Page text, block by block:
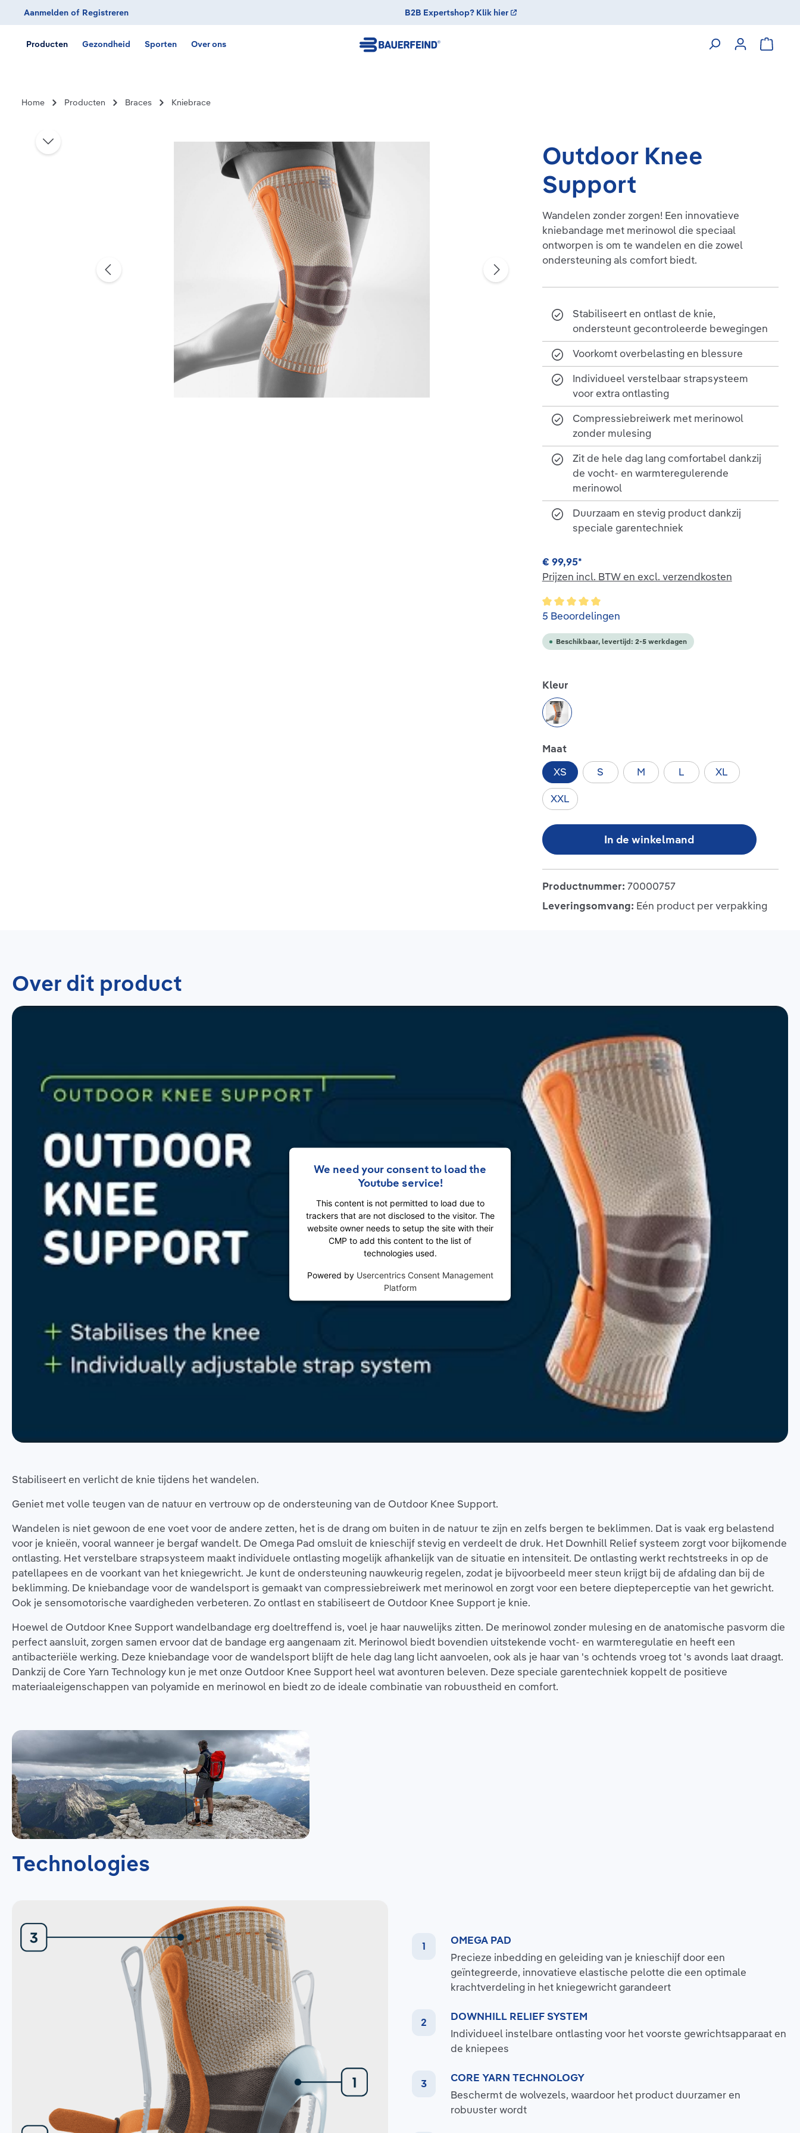
Ga naar de hoofdnavigatie
Aanmelden of Registreren B2B Expertshop? Klik hier
Producten Gezondheid Sporten Over ons
Home Producten Braces Kniebrace
Afbeeldingengalerij overslaan
Outdoor Knee
Support
Wandelen zonder zorgen! Een innovatieve
kniebandage met merinowol die speciaal
ontworpen is om te wandelen en die zowel
ondersteuning als comfort biedt.
Stabiliseert en ontlast de knie,
ondersteunt gecontroleerde bewegingen
Voorkomt overbelasting en blessure
Individueel verstelbaar strapsysteem
voor extra ontlasting
Compressiebreiwerk met merinowol
zonder mulesing
Zit de hele dag lang comfortabel dankzij
de vocht- en warmteregulerende
merinowol
Duurzaam en stevig product dankzij
speciale garentechniek
€ 99,95*
Prijzen incl. BTW en excl. verzendkosten
Gemiddelde waardering van 5 van 5 sterren
5 Beoordelingen
Beschikbaar, levertijd: 2-5 werkdagen
Selecteer
Kleur
sandstone
Selecteer
Maat
XS
S M L XL
XXL
In de winkelmand
Productnummer: 70000757
Leveringsomvang: Eén product per verpakking
Over dit product
We need your consent to load the
Youtube service!
This content is not permitted to load due to
trackers that are not disclosed to the visitor. The
website owner needs to setup the site with their
CMP to add this content to the list of
technologies used.
Powered by Usercentrics Consent Management
Platform
Stabiliseert en verlicht de knie tijdens het wandelen.
Geniet met volle teugen van de natuur en vertrouw op de ondersteuning van de Outdoor Knee Support.
Wandelen is niet gewoon de ene voet voor de andere zetten, het is de drang om buiten in de natuur te zijn en zelfs bergen te beklimmen. Dat is vaak erg belastend
voor je knieën, vooral wanneer je bergaf wandelt. De Omega Pad omsluit de knieschijf stevig en verdeelt de druk. Het Downhill Relief systeem zorgt voor bijkomende
ontlasting. Het verstelbare strapsysteem maakt individuele ontlasting mogelijk afhankelijk van de situatie en intensiteit. De ontlasting werkt rechtstreeks in op de
patellapees en de voorkant van het kniegewricht. Je kunt de ondersteuning nauwkeurig regelen, zodat je bijvoorbeeld meer steun krijgt bij de afdaling dan bij de
beklimming. De kniebandage voor de wandelsport is gemaakt van compressiebreiwerk met merinowol en zorgt voor een betere diepteperceptie van het gewricht.
Ook je sensomotorische vaardigheden verbeteren. Zo ontlast en stabiliseert de Outdoor Knee Support je knie.
Hoewel de Outdoor Knee Support wandelbandage erg doeltreffend is, voel je haar nauwelijks zitten. De merinowol zonder mulesing en de anatomische pasvorm die
perfect aansluit, zorgen samen ervoor dat de bandage erg aangenaam zit. Merinowol biedt bovendien uitstekende vocht- en warmteregulatie en heeft een
antibacteriële werking. Deze kniebandage voor de wandelsport blijft de hele dag lang licht aanvoelen, ook als je haar van 's ochtends vroeg tot 's avonds laat draagt.
Dankzij de Core Yarn Technology kun je met onze Outdoor Knee Support heel wat avonturen beleven. Deze speciale garentechniek koppelt de positieve
materiaaleigenschappen van polyamide en merinowol en biedt zo de ideale combinatie van robuustheid en comfort.
Technologies
OMEGA PAD
Precieze inbedding en geleiding van je knieschijf door een
geïntegreerde, innovatieve elastische pelotte die een optimale
krachtverdeling in het kniegewricht garandeert
DOWNHILL RELIEF SYSTEM
Individueel instelbare ontlasting voor het voorste gewrichtsapparaat en
de kniepees
CORE YARN TECHNOLOGY
Beschermt de wolvezels, waardoor het product duurzamer en
robuuster wordt